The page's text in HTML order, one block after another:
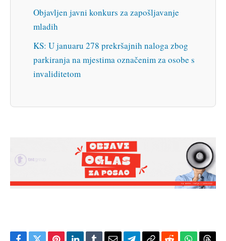
Objavljen javni konkurs za zapošljavanje
mladih
KS: U januaru 278 prekršajnih naloga zbog
parkiranja na mjestima označenim za osobe s
invaliditetom